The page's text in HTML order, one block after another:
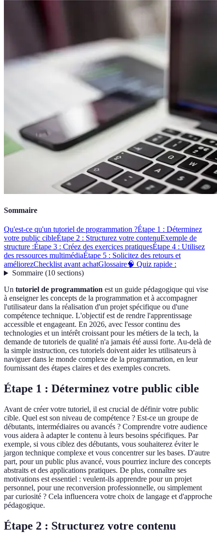
Sommaire
Qu'est-ce qu'un tutoriel de programmation ?Étape 1 : Déterminez
votre public cibleÉtape 2 : Structurez votre contenuExemple de
structure :Étape 3 : Créez des exercices pratiquesÉtape 4 : Utilisez
des ressources multimédiaÉtape 5 : Solicitez des retours et
améliorezChecklist avant achatGlossaire🧠 Quiz rapide :
Sommaire(10 sections)
Un tutoriel de programmation est un guide pédagogique qui vise
à enseigner les concepts de la programmation et à accompagner
l'utilisateur dans la réalisation d'un projet spécifique ou d'une
compétence technique. L'objectif est de rendre l'apprentissage
accessible et engageant. En 2026, avec l'essor continu des
technologies et un intérêt croissant pour les métiers de la tech, la
demande de tutoriels de qualité n'a jamais été aussi forte. Au-delà de
la simple instruction, ces tutoriels doivent aider les utilisateurs à
naviguer dans le monde complexe de la programmation, en leur
fournissant des étapes claires et des exemples concrets.
Étape 1 : Déterminez votre public cible
Avant de créer votre tutoriel, il est crucial de définir votre public
cible. Quel est son niveau de compétence ? Est-ce un groupe de
débutants, intermédiaires ou avancés ? Comprendre votre audience
vous aidera à adapter le contenu à leurs besoins spécifiques. Par
exemple, si vous ciblez des débutants, vous souhaiterez éviter le
jargon technique complexe et vous concentrer sur les bases. D'autre
part, pour un public plus avancé, vous pourriez inclure des concepts
abstraits et des applications pratiques. De plus, connaître ses
motivations est essentiel : veulent-ils apprendre pour un projet
personnel, pour une reconversion professionnelle, ou simplement
par curiosité ? Cela influencera votre choix de langage et d'approche
pédagogique.
Étape 2 : Structurez votre contenu